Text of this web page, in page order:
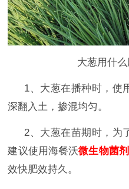
大葱用什
1、大葱在播种时，使
深翻入土，掺混均匀。
2、 大葱在苗期时，为
建议使用海餐沃微生物菌剂
效快肥效持久。